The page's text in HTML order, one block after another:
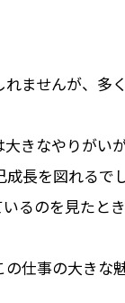
ませんが、多
きなやりがいが
長を図れるでし
るのを見たと
仕事の大きな